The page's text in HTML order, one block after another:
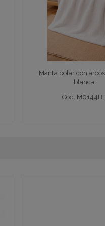
Manta polar con arcos
Manta polar 150x200
Cod. M0144BL
Manta polar con
blanca
Cod. M0144BL